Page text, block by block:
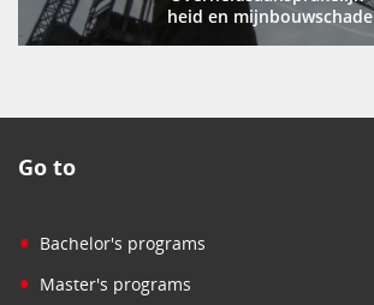
heid en mijnbouwschade
Go to
• Bachelor's programs
• Master's programs